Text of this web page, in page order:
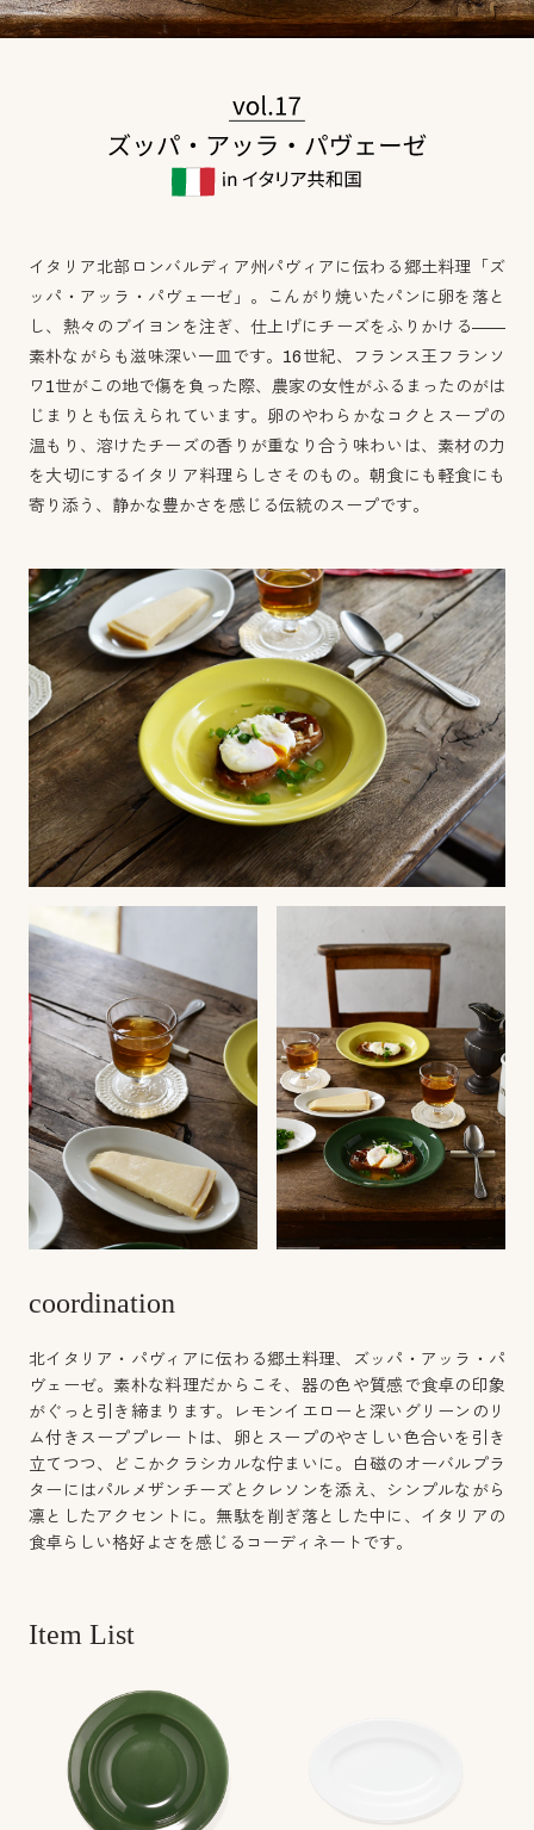
イタリア北部ロンバルディア州パヴィアに伝わる郷土料理「ズ
ッパ・アッラ・パヴェーゼ」。こんがり焼いたパンに卵を落と
し、熱々のブイヨンを注ぎ、仕上げにチーズをふりかける――
素朴ながらも滋味深い一皿です。16世紀、フランス王フランソ
ワ1世がこの地で傷を負った際、農家の女性がふるまったのがは
じまりとも伝えられています。卵のやわらかなコクとスープの
温もり、溶けたチーズの香りが重なり合う味わいは、素材の力
を大切にするイタリア料理らしさそのもの。朝食にも軽食にも
寄り添う、静かな豊かさを感じる伝統のスープです。
coordination
北イタリア・パヴィアに伝わる郷土料理、ズッパ・アッラ・パ
ヴェーゼ。素朴な料理だからこそ、器の色や質感で食卓の印象
がぐっと引き締まります。レモンイエローと深いグリーンのリ
ム付きスーププレートは、卵とスープのやさしい色合いを引き
立てつつ、どこかクラシカルな佇まいに。白磁のオーバルプラ
ターにはパルメザンチーズとクレソンを添え、シンプルながら
凛としたアクセントに。無駄を削ぎ落とした中に、イタリアの
食卓らしい格好よさを感じるコーディネートです。
Item List